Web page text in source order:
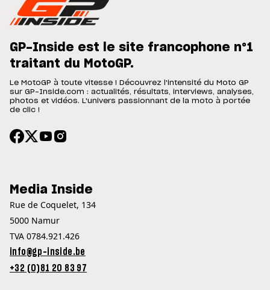
GP-Inside est le site francophone n°1
traitant du MotoGP.
Le MotoGP à toute vitesse ! Découvrez l'intensité du Moto GP
sur GP-Inside.com : actualités, résultats, interviews, analyses,
photos et vidéos. L'univers passionnant de la moto à portée
de clic !
Media Inside
Rue de Coquelet, 134
5000 Namur
TVA 0784.921.426
info@gp-inside.be
+32 (0)81 20 83 97